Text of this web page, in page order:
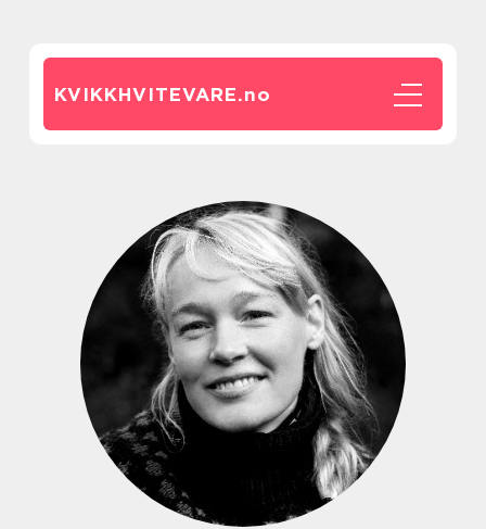
KVIKKHVITEVARE.no